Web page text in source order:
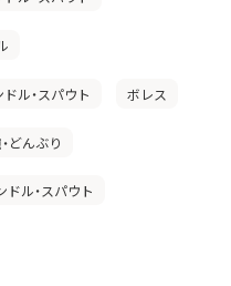
ル・スパウト ボレス
どんぶり
ル・スパウト